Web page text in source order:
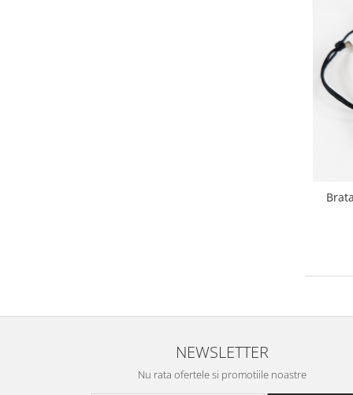
NEWSLETTER
Nu rata ofertele si promotiile noastre